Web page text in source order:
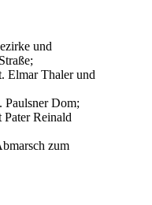
und
Elmar Thaler und
Paulsner Dom;
Reinald
zum